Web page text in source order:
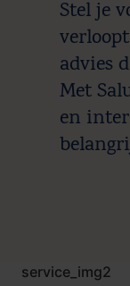
Stel je
advies
Met
en